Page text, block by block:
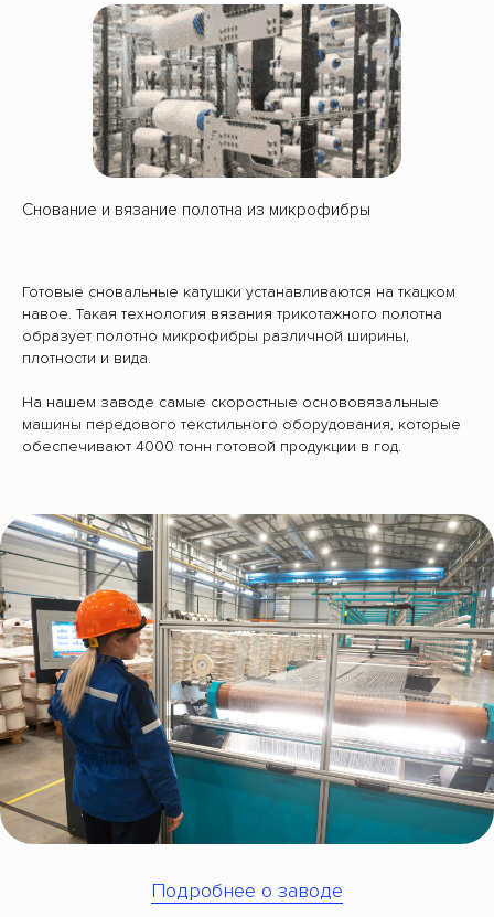
Снование и вязание полотна из микрофибры
Готовые сновальные катушки устанавливаются на ткацком
навое. Такая технология вязания трикотажного полотна
образует полотно микрофибры различной ширины,
плотности и вида.
На нашем заводе самые скоростные основовязальные
машины передового текстильного оборудования, которые
обеспечивают 4000 тонн готовой продукции в год.
Подробнее о заводе